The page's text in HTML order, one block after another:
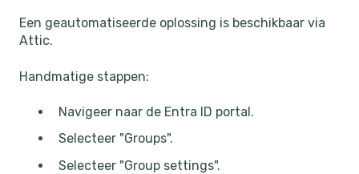
Een geautomatiseerde oplossing is beschikbaar via
Attic.
Handmatige stappen:
Navigeer naar de Entra ID portal.
Selecteer "Groups".
Selecteer "Group settings".